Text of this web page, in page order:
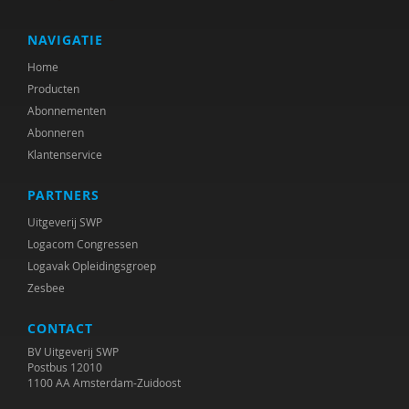
B.L. de Kok
Marieke Kroneman
E. Mantingh
Jan Masschelein
Maaike Oberink
Justine Pardoen
Remco Pijpers
Bea Pompert
Evelyn Poortvliet
NAVIGATIE
Home
Producten
Abonnementen
Abonneren
Klantenservice
PARTNERS
Uitgeverij SWP
Logacom Congressen
Logavak Opleidingsgroep
Zesbee
CONTACT
BV Uitgeverij SWP
Postbus 12010
1100 AA Amsterdam-Zuidoost